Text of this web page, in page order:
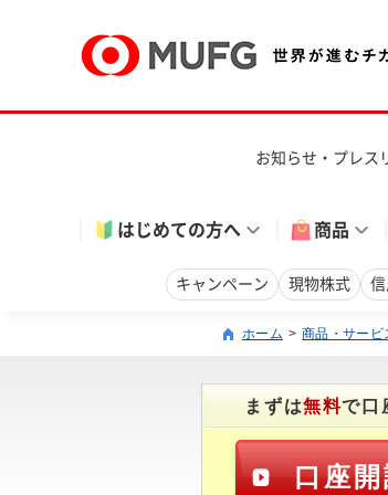
お知らせ・プレス
はじめての方へ 商品
キャンペーン 現物株式 信
ホーム 商品・サービ
まずは無料で口
口座